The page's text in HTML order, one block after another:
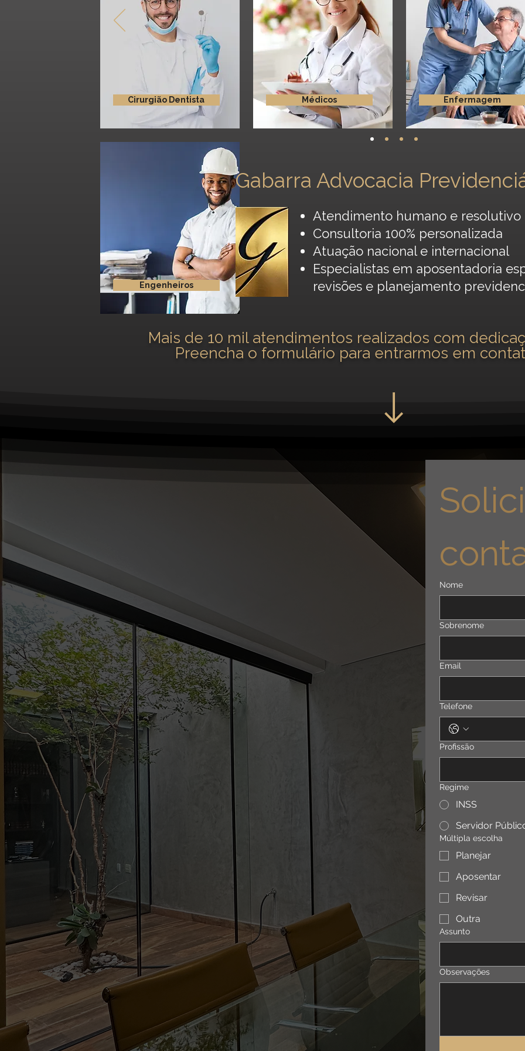
Cirurgião Dentista Médicos Enfermagem
Engenheiros
Gabarra Advocacia
Atendimento humano e resolutivo
Consultoria 100% personalizada
Atuação nacional e internacional
Especialistas em aposentadoria
revisões e planejamento
Mais de 10 mil atendimentos realizados com
Preencha o formulário para entrarmos em
Nome
Sobrenome
Email
Telefone
Profissão
Regime
INSS
Servidor
Múltipla escolha
Planejar
Aposentar
Revisar
Outra
Assunto
Observações